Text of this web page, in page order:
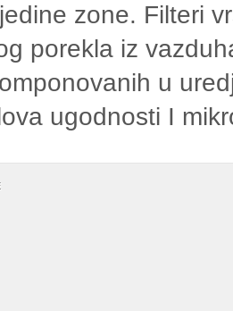
zone. Filteri
porekla iz
u
ugodnosti I